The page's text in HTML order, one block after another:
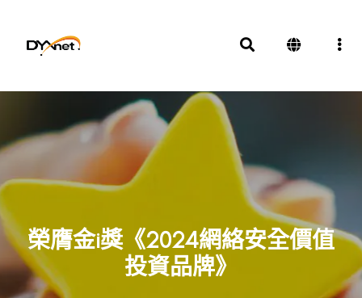
榮膺金i獎《2024網絡安全價值
投資品牌》